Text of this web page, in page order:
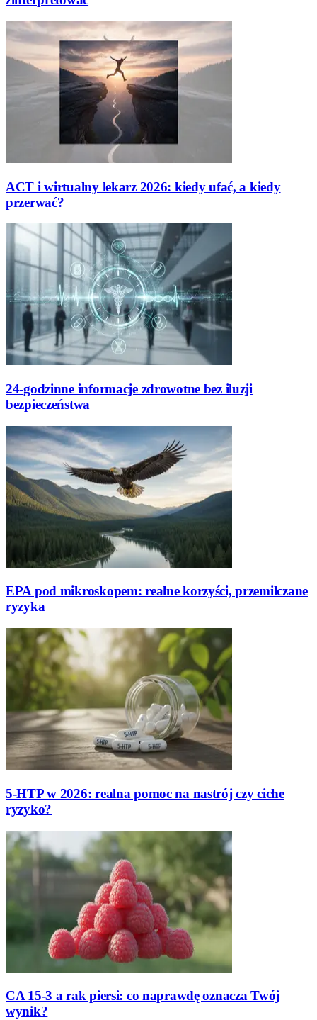
ACT i wirtualny lekarz 2026: kiedy ufać, a kiedy
przerwać?
24-godzinne informacje zdrowotne bez iluzji
bezpieczeństwa
EPA pod mikroskopem: realne korzyści, przemilczane
ryzyka
5-HTP w 2026: realna pomoc na nastrój czy ciche
ryzyko?
CA 15-3 a rak piersi: co naprawdę oznacza Twój
wynik?